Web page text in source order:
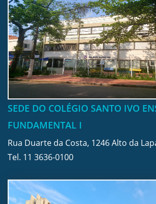
SEDE DO COLÉGIO SANTO IVO
FUNDAMENTAL I
Rua Duarte da Costa, 1246 Alto da
Tel. 11 3636-0100